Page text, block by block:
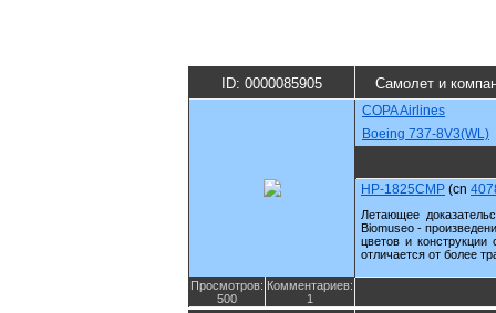
ID: 0000085905 Самолет и
COPA Airlines
Boeing 737-8V3(WL)
HP-1825CMP (cn
Летающее
Biomuseo -
цветов и
отличается от более
Просмотров:
500
Комментариев:
1